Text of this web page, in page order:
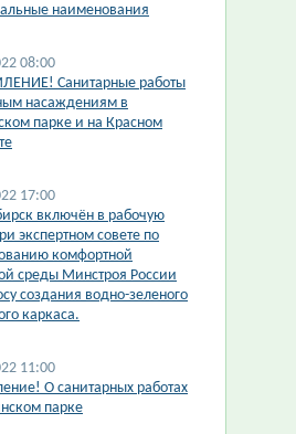
наименования
08:00
Санитарные работы
насаждениям в
парке и на Красном
17:00
включён в рабочую
экспертном совете по
комфортной
среды Минстроя России
создания водно-зеленого
каркаса.
11:00
О санитарных работах
парке